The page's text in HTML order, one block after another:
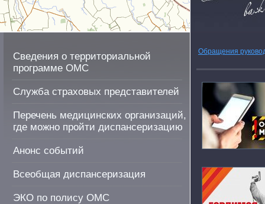
Сведения о территориальной
программе ОМС
Служба страховых представителей
Перечень медицинских организаций,
где можно пройти диспансеризацию
Анонс событий
Всеобщая диспансеризация
ЭКО по полису ОМС
Обращения